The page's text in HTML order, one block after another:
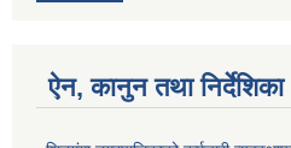
ऐन, कानुन तथा निर्देशिका